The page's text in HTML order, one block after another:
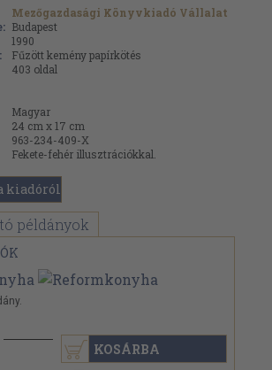
Mezőgazdasági Könyvkiadó Vállalat
Budapest
1990
Fűzött kemény papírkötés
403 oldal
Magyar
24 cm x 17 cm
963-234-409-X
Fekete-fehér illusztrációkkal.
kiadóról
példányok
KOSÁRBA